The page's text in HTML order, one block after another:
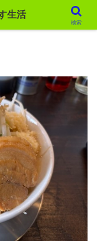
生活
生活
検索